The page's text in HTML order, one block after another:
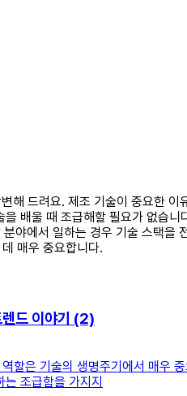
해 드려요. 제조 기술이 중요한
배울 때 조급해할 필요가 없습
야에서 일하는 경우 기술 스택을
매우 중요합니다.
드 이야기 (2)
할은 기술의 생명주기에서 매우
조급함을 가지지